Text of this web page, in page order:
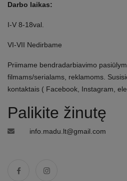
EUR (€)
Darbo laikas:
I-V 8-18val.
VI-VII Nedirbame
Priimame bendradarbiavimo
filmams/serialams, reklamoms.
kontaktais ( Facebook, Instagram,
Palikite žinutę
info.madu.lt@gmail.com